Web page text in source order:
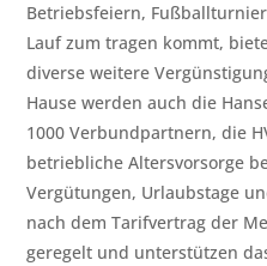
Betriebsfeiern,
Lauf zum tragen kommt,
diverse weitere
Hause werden auch die
1000 Verbundpartnern, die
betriebliche Altersvorsorge
Vergütungen, Urlaubstage
nach dem Tarifvertrag der
geregelt und unterstützen